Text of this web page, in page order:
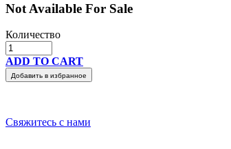
Not Available For Sale
Количество
ADD TO CART
Добавить в избранное
Свяжитесь с нами